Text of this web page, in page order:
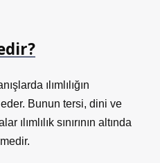
ılımlılığın
Bunun tersi, dini ve
ılımlılık sınırının altında